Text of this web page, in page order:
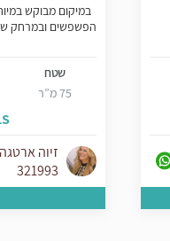
במיקום מבוקש
הפשפשים ובמרחק של 2 דקות הליכה
שטח
75 מ”ר
זיוה
321993